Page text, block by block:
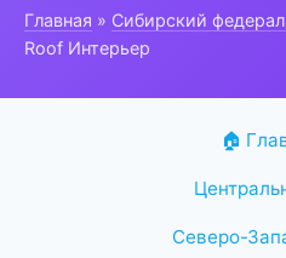
Главная » Сибирский
Roof Интерьер
🏠
Северо-